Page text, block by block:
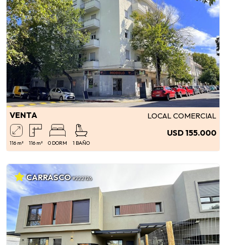
VENTA LOCAL COMERCIAL
116 m² 116 m² 0 DORM 1 BAÑO
USD 155.000
CARRASCO#222126